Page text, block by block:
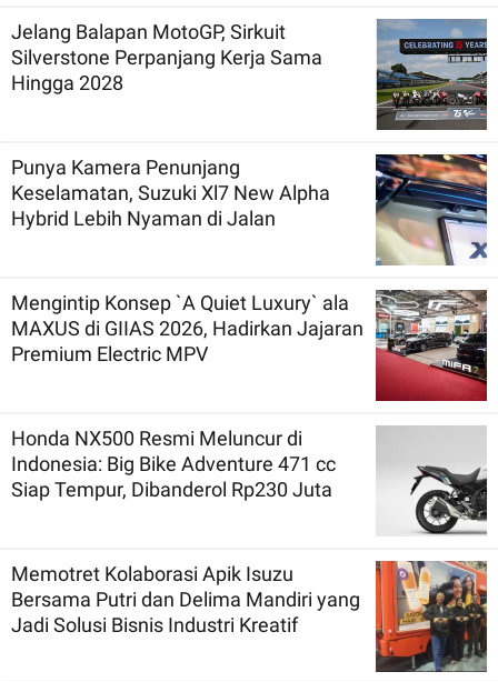
Jelang Balapan MotoGP, Sirkuit
Silverstone Perpanjang Kerja Sama
Hingga 2028
Punya Kamera Penunjang
Keselamatan, Suzuki Xl7 New Alpha
Hybrid Lebih Nyaman di Jalan
Mengintip Konsep `A Quiet Luxury` ala
MAXUS di GIIAS 2026, Hadirkan Jajaran
Premium Electric MPV
Honda NX500 Resmi Meluncur di
Indonesia: Big Bike Adventure 471 cc
Siap Tempur, Dibanderol Rp230 Juta
Memotret Kolaborasi Apik Isuzu
Bersama Putri dan Delima Mandiri yang
Jadi Solusi Bisnis Industri Kreatif